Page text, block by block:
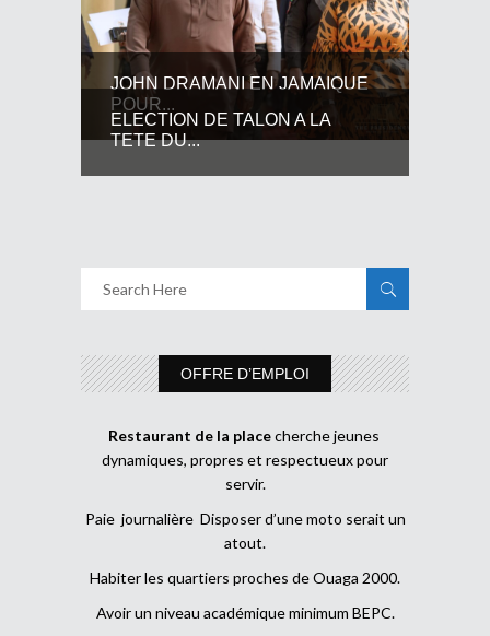
JOHN DRAMANI EN JAMAIQUE
POUR...
ELECTION DE TALON A LA
TETE DU...
OFFRE D’EMPLOI
Restaurant de la placecherche jeunes
dynamiques, propres et respectueux pour
servir.
Paie journalière Disposer d’une moto serait un
atout.
Habiter les quartiers proches de Ouaga 2000.
Avoir un niveau académique minimum BEPC.